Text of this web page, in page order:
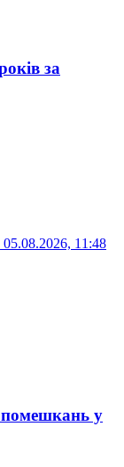
за
05.08.2026, 11:48
у